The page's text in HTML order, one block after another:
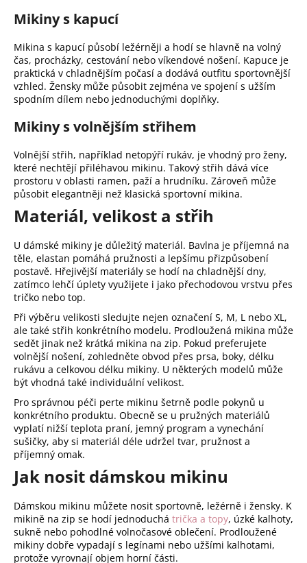
Mikiny s kapucí
Mikina s kapucí působí ležérněji a hodí se hlavně na volný
čas, procházky, cestování nebo víkendové nošení. Kapuce je
praktická v chladnějším počasí a dodává outfitu sportovnější
vzhled. Žensky může působit zejména ve spojení s užším
spodním dílem nebo jednoduchými doplňky.
Mikiny s volnějším střihem
Volnější střih, například netopýří rukáv, je vhodný pro ženy,
které nechtějí přiléhavou mikinu. Takový střih dává více
prostoru v oblasti ramen, paží a hrudníku. Zároveň může
působit elegantněji než klasická sportovní mikina.
Materiál, velikost a střih
U dámské mikiny je důležitý materiál. Bavlna je příjemná na
těle, elastan pomáhá pružnosti a lepšímu přizpůsobení
postavě. Hřejivější materiály se hodí na chladnější dny,
zatímco lehčí úplety využijete i jako přechodovou vrstvu přes
tričko nebo top.
Při výběru velikosti sledujte nejen označení S, M, L nebo XL,
ale také střih konkrétního modelu. Prodloužená mikina může
sedět jinak než krátká mikina na zip. Pokud preferujete
volnější nošení, zohledněte obvod přes prsa, boky, délku
rukávu a celkovou délku mikiny. U některých modelů může
být vhodná také individuální velikost.
Pro správnou péči perte mikinu šetrně podle pokynů u
konkrétního produktu. Obecně se u pružných materiálů
vyplatí nižší teplota praní, jemný program a vynechání
sušičky, aby si materiál déle udržel tvar, pružnost a
příjemný omak.
Jak nosit dámskou mikinu
Dámskou mikinu můžete nosit sportovně, ležérně i žensky. K
mikině na zip se hodí jednoduchá trička a topy, úzké kalhoty,
sukně nebo pohodlné volnočasové oblečení. Prodloužené
mikiny dobře vypadají s legínami nebo užšími kalhotami,
protože vyrovnají objem horní části.